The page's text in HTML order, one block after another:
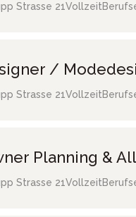
Strasse 21Vollzeit
/
Strasse 21Vollzeit
Planning &
Strasse 21Vollzeit